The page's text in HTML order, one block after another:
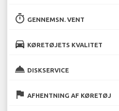
timer GENNEMSN. VENT
directions_car KØRETØJETS KVALITET
room_service DISKSERVICE
flag AFHENTNING AF KØRETØJ